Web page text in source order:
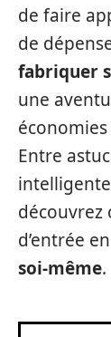
de faire
de
fabriquer
une
Entre
d’entrée
soi-même.